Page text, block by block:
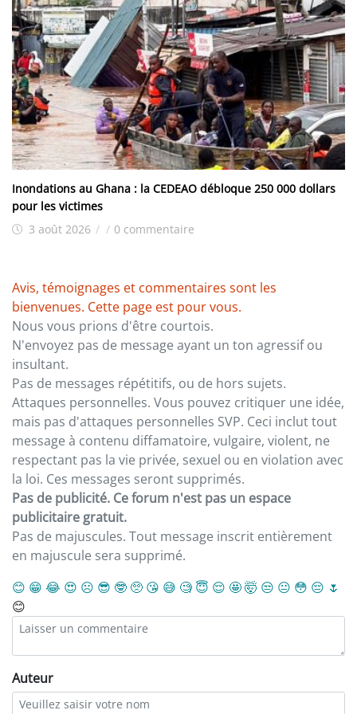
Inondations au Ghana : la CEDEAO débloque 250 000 dollars
pour les victimes
3 août 2026 / / 0 commentaire
Avis, témoignages et commentaires sont les
bienvenues. Cette page est pour vous.
Nous vous prions d'être courtois.
N'envoyez pas de message ayant un ton agressif ou
insultant.
Pas de messages répétitifs, ou de hors sujets.
Attaques personnelles. Vous pouvez critiquer une idée,
mais pas d'attaques personnelles SVP. Ceci inclut tout
message à contenu diffamatoire, vulgaire, violent, ne
respectant pas la vie privée, sexuel ou en violation avec
la loi. Ces messages seront supprimés.
Pas de publicité. Ce forum n'est pas un espace
publicitaire gratuit.
Pas de majuscules. Tout message inscrit entièrement
en majuscule sera supprimé.
😊 😁 😂 😍 ☹️ 😎 🤓 🥺 😘 😅 🧐 😇 😌 🤩🤯 😒 😐 😳 😔 🌷
😊
Auteur